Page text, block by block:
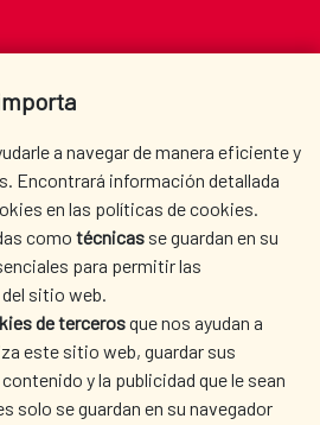
a navegar de manera eficiente y
Encontrará información detallada
en las políticas de cookies.
como técnicas se guardan en su
para permitir las
sitio web.
de tercerosque nos ayudan a
este sitio web, guardar sus
y la publicidad que le sean
solo se guardan en su navegador
WHERE DO WE COOPERATE?
PRESS ROOM
LIBRARY